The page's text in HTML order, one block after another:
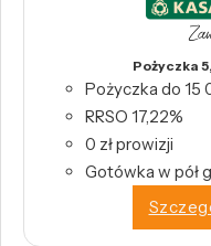
Pożyczka
Pożyczka do 15
RRSO 17,22%
0 zł prowizji
Gotówka w pół